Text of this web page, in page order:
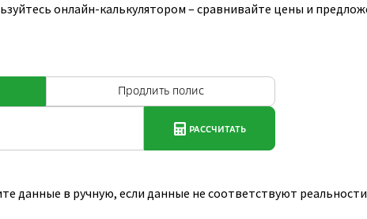
онлайн-калькулятором – сравнивайте цены и
данные в ручную, если данные не соответствуют